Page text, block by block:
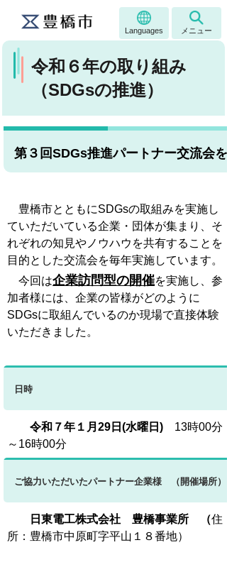
Languages メニュー
令和６年の取り組み
（SDGsの推進）
第３回SDGs推進パートナー交流会
豊橋市とともにSDGsの取組みを実施し
ていただいている企業・団体が集まり、そ
れぞれの知見やノウハウを共有することを
目的とした交流会を毎年実施しています。
今回は企業訪問型の開催を実施し
、参
加者様には、企業の皆様がどのように
SDGsに取組んでいるのか現場で直接体験
いただきました。
日時
令和７年１月29日(水曜日) 13時00分
～16時00分
ご協力いただいたパートナー企業様 （開催場所）
日東電工株式会社 豊橋事業所 （住
所：豊橋市中原町字平山１８番地）